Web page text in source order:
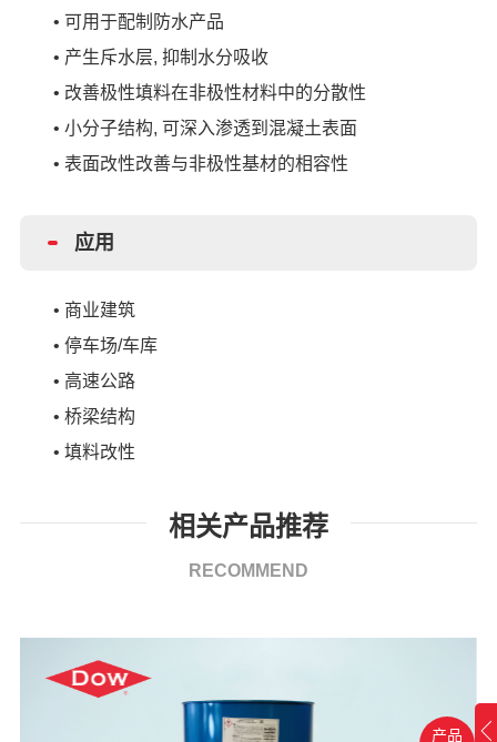
产品
• 可用于配制防水产品
• 产生斥水层, 抑制水分吸收
• 改善极性填料在非极性材料中的分散性
• 小分子结构, 可深入渗透到混凝土表面
• 表面改性改善与非极性基材的相容性
应用
• 商业建筑
• 停车场/车库
• 高速公路
• 桥梁结构
• 填料改性
相关产品推荐
RECOMMEND